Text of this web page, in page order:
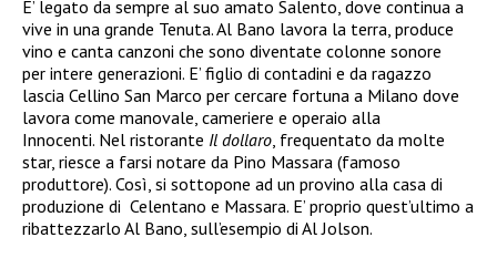
E’ legato da sempre al suo amato Salento, dove continua a
vive in una grande Tenuta. Al Bano lavora la terra, produce
vino e canta canzoni che sono diventate colonne sonore
per intere generazioni. E’ figlio di contadini e da ragazzo
lascia Cellino San Marco per cercare fortuna a Milano dove
lavora come manovale, cameriere e operaio alla
Innocenti. Nel ristorante Il dollaro , frequentato da molte
star, riesce a farsi notare da Pino Massara (famoso
produttore). Così, si sottopone ad un provino alla casa di
produzione di Celentano e Massara. E’ proprio quest’ultimo a
ribattezzarlo Al Bano, sull’esempio di Al Jolson.